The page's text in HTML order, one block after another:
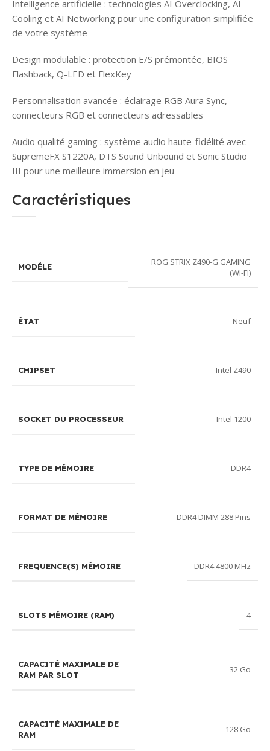
Intelligence artificielle : technologies AI Overclocking, AI
Cooling et AI Networking pour une configuration simplifiée
de votre système
Design modulable : protection E/S prémontée, BIOS
Flashback, Q-LED et FlexKey
Personnalisation avancée : éclairage RGB Aura Sync,
connecteurs RGB et connecteurs adressables
Audio qualité gaming : système audio haute-fidélité avec
SupremeFX S1220A, DTS Sound Unbound et Sonic Studio
III pour une meilleure immersion en jeu
Caractéristiques
MODÉLE
ROG STRIX Z490-G GAMING
(WI-FI)
ÉTAT Neuf
CHIPSET Intel Z490
SOCKET DU PROCESSEUR Intel 1200
TYPE DE MÉMOIRE DDR4
FORMAT DE MÉMOIRE DDR4 DIMM 288 Pins
FREQUENCE(S) MÉMOIRE DDR4 4800 MHz
SLOTS MÉMOIRE (RAM) 4
CAPACITÉ MAXIMALE DE
RAM PAR SLOT
32 Go
CAPACITÉ MAXIMALE DE
RAM
128 Go